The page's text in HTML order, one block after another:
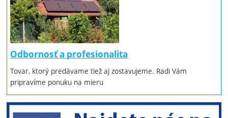
Odbornosť a profesionalita
Tovar, ktorý predávame tiež aj zostavujeme. Radi Vám
pripravíme ponuku na mieru